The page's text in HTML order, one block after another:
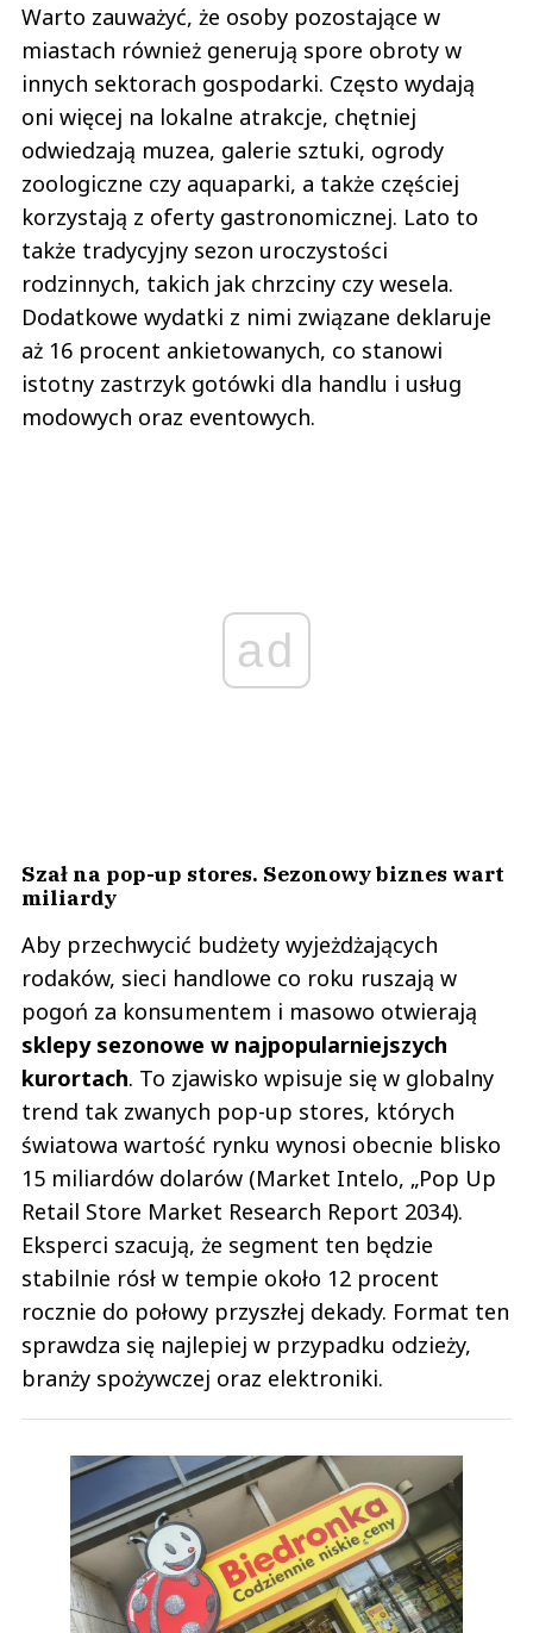
Warto zauważyć, że osoby pozostające w
miastach również generują spore obroty w
innych sektorach gospodarki. Często wydają
oni więcej na lokalne atrakcje, chętniej
odwiedzają muzea, galerie sztuki, ogrody
zoologiczne czy aquaparki, a także częściej
korzystają z oferty gastronomicznej. Lato to
także tradycyjny sezon uroczystości
rodzinnych, takich jak chrzciny czy wesela.
Dodatkowe wydatki z nimi związane deklaruje
aż 16 procent ankietowanych, co stanowi
istotny zastrzyk gotówki dla handlu i usług
modowych oraz eventowych.
ad
Szał na pop-up stores. Sezonowy biznes wart
miliardy
Aby przechwycić budżety wyjeżdżających
rodaków, sieci handlowe co roku ruszają w
pogoń za konsumentem i masowo otwierają
sklepy sezonowe w najpopularniejszych
kurortach. To zjawisko wpisuje się w globalny
trend tak zwanych pop-up stores, których
światowa wartość rynku wynosi obecnie blisko
15 miliardów dolarów (Market Intelo, „Pop Up
Retail Store Market Research Report 2034).
Eksperci szacują, że segment ten będzie
stabilnie rósł w tempie około 12 procent
rocznie do połowy przyszłej dekady. Format ten
sprawdza się najlepiej w przypadku odzieży,
branży spożywczej oraz elektroniki.